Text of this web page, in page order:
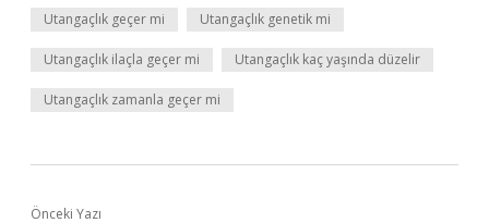
Utangaçlık geçer mi Utangaçlık genetik mi
Utangaçlık ilaçla geçer mi Utangaçlık kaç yaşında düzelir
Utangaçlık zamanla geçer mi
Önceki Yazı